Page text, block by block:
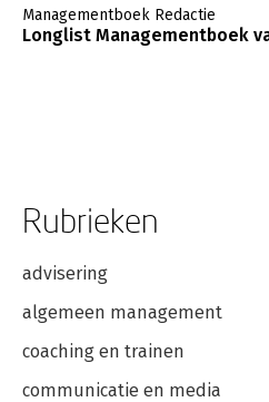
Managementboek Redactie
Longlist Managementboek
Rubrieken
advisering
algemeen management
coaching en trainen
communicatie en media